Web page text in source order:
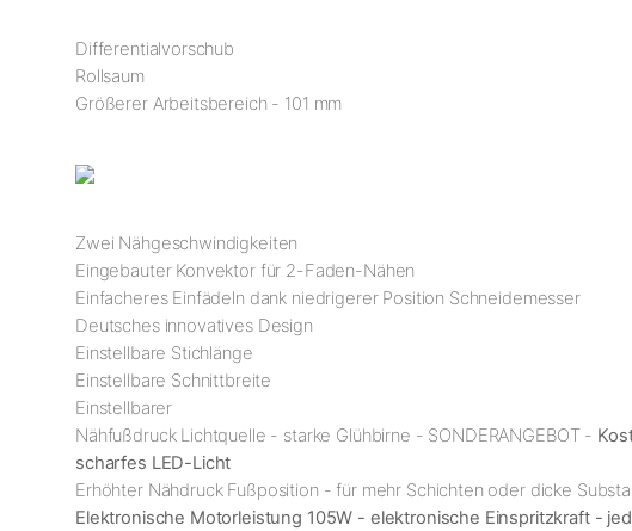
Differentialvorschub
Rollsaum
Größerer Arbeitsbereich - 101 mm
Zwei Nähgeschwindigkeiten
Eingebauter Konvektor für 2-Faden-Nähen
Einfacheres Einfädeln dank niedrigerer Position Schneidemesser
Deutsches innovatives Design
Einstellbare Stichlänge
Einstellbare Schnittbreite
Einstellbarer
Nähfußdruck Lichtquelle - starke Glühbirne - SONDERANGEBOT -
scharfes LED-Licht
Erhöhter Nähdruck Fußposition - für mehr Schichten oder dicke
Elektronische Motorleistung 105W - elektronische Einspritzkraft -